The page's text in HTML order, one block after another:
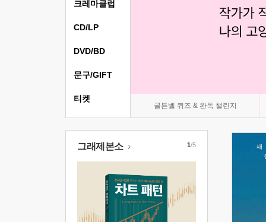
골든벨 퀴즈 & 완독 챌린지
크레마클럽
CD/LP
DVD/BD
문구/GIFT
티켓
그래제본소 1/5